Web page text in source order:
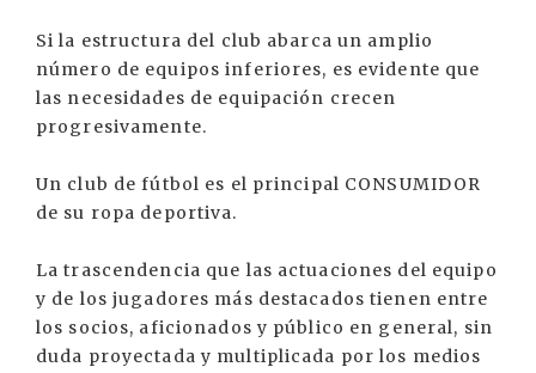
Si la estructura del club abarca un amplio
número de equipos inferiores, es evidente que
las necesidades de equipación crecen
progresivamente.
Un club de fútbol es el principal CONSUMIDOR
de su ropa deportiva.
La trascendencia que las actuaciones del equipo
y de los jugadores más destacados tienen entre
los socios, aficionados y público en general, sin
duda proyectada y multiplicada por los medios